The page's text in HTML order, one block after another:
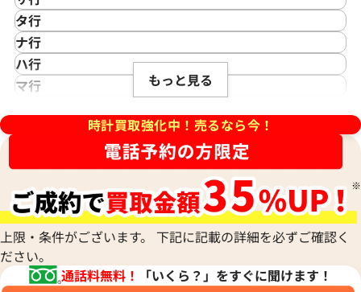
158959-3002
格
日時点の参考買取価格です
ショパール グランプリ モナ
ク 8570 SS/レザー アイボリー
参考買取価格
485,000円
※2022年7月9日時点の参考買
IWC
アイダブリューシー
Azimuth
アジムース
ANONIMO
Alain Silberstein
アラン・シルベスタイン
Armand Nicolet
アルマン・ニコレ
WALTHAM
ウォルサム
HUBLOT
ウブロ
ETERNA
カシオ
Cartier
カルティエ
Gaga Milano
ガガミラノ
Quinting
クインティング
Cuervo y Sobrinos
クエルボ・イ・ソブリノス
CVSTOS
クストス
Chronoswiss
クロノスイス
GUCCI
グッチ
Saint Laurent
サンローラン
Shellman
シェルマン
CITIZEN
シチズン
Chopard
ショパール
CHAUMET
ショーメ
Jacob & Co.
ジェイコブ
Gerald Genta
タ行
TAG Heuer
タグ・ホイヤー
Daniel Roth
ダニエル・ロート
TUDOR
チューダー(チュードル)
ティファニー
Dior
ディオール
ナ行
NOMOS Glashütte
ノモス グラスヒュッテ
ハ行
Hamilton
Harry Winston
ハリー・ウィンストン
Patek Philippe
Panerai
パネライ
Parmigiani Fleurier
パルミジャーニ・フルリエ
Piaget
マ行
MAURICE LACROIX
モーリス・ラクロア
RALPH LAUREN
ラルフ ローレン
リシャール・ミル
Louis Vuitton
ルイ・ヴィトン
Luminox
ルミノックス
Ressence
もっと見る
時計買取強化中！売るなら今！
上限・条件がございます。 下記に記載の詳細を必ずご確認く
ださい。
通話料無料！
「いくら？」をすぐに聞けます！